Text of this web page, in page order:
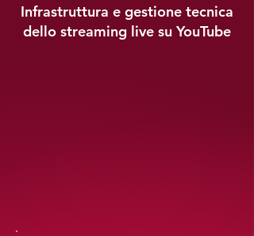
Infrastruttura e gestione tecnica
dello streaming live su YouTube